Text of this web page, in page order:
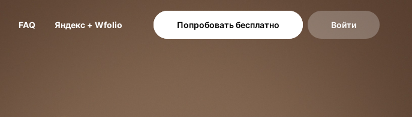
FAQ Яндекс + Wfolio Попробовать бесплатно Войти